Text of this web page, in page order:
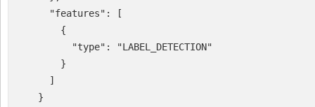
      "features": [
        {
          "type": "LABEL_DETECTION"
        }
      ]
    }